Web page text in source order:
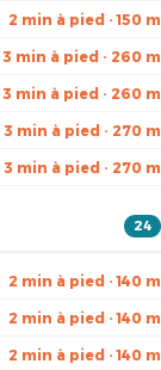
2 min à pied · 150 m
3 min à pied · 260 m
3 min à pied · 260 m
3 min à pied · 270 m
3 min à pied · 270 m
24
2 min à pied · 140 m
2 min à pied · 140 m
2 min à pied · 140 m